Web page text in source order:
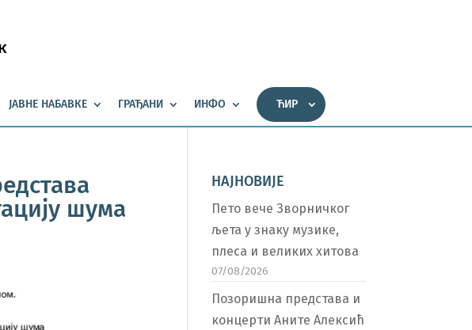
ЈАВНЕ НАБАВКЕ ГРАЂАНИ ИНФО ЋИР
шума
НАЈНОВИЈЕ
Пето вече Зворничког
љета у знаку музике,
плеса и великих хитова
07/08/2026
Позоришна представа и
концерти Аните Алексић